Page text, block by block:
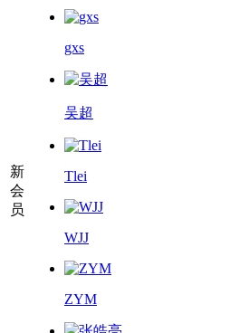
新
会
员
gxs
吴超
Tlei
WJJ
ZYM